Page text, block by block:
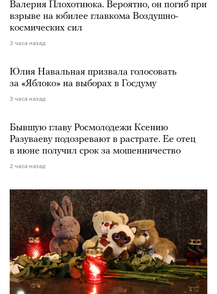
Валерия Плохотнюка. Вероятно, он погиб при
взрыве на юбилее главкома Воздушно-
космических сил
3 часа назад
Юлия Навальная призвала голосовать
за «Яблоко» на выборах в Госдуму
3 часа назад
Бывшую главу Росмолодежи Ксению
Разуваеву подозревают в растрате. Ее отец
в июне получил срок за мошенничество
2 часа назад